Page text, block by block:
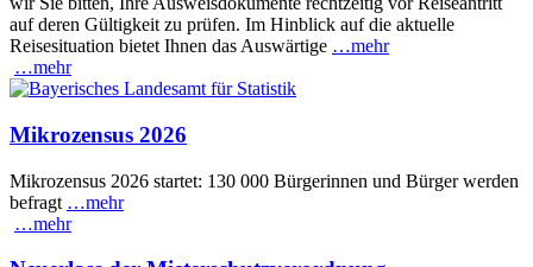
auf deren Gültigkeit zu prüfen. Im Hinblick auf die aktuelle
Reisesituation bietet Ihnen das Auswärtige …mehr
…mehr
Mikrozensus 2026
Mikrozensus 2026 startet: 130 000 Bürgerinnen und Bürger werden
befragt …mehr
…mehr